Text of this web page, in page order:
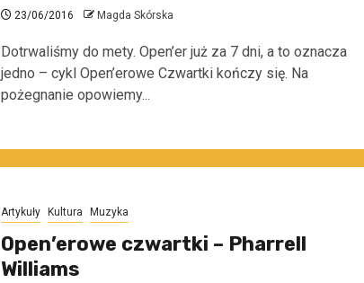
23/06/2016 Magda Skórska
Dotrwaliśmy do mety. Open’er już za 7 dni, a to oznacza
jedno – cykl Open’erowe Czwartki kończy się. Na
pożegnanie opowiemy...
Artykuły Kultura Muzyka
Open’erowe czwartki – Pharrell
Williams